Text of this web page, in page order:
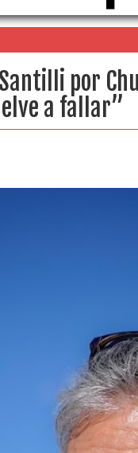
por
a fallar”